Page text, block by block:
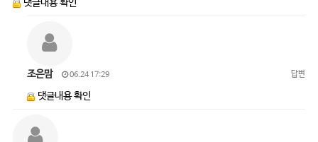
댓글내용 확인
조은맘 06.24 17:29 답변
댓글내용 확인